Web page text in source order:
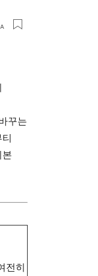
꾸는
본
전히